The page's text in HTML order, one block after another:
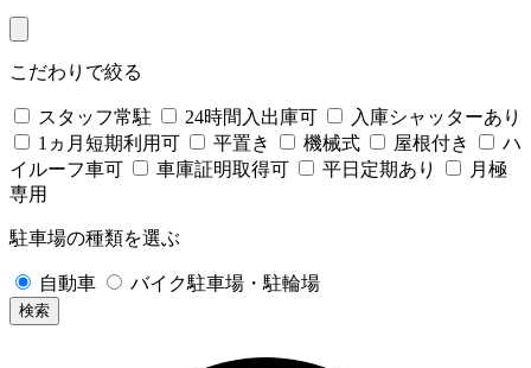
こだわりで絞る
スタッフ常駐 24時間入出庫可
入庫シャッターあり
1ヵ月短期利用可
平置き 機械式 屋根付き
ハ
イルーフ車可
車庫証明取得可 平日定期あり
月極
専用
駐車場の種類を選ぶ
自動車 バイク駐車場・駐輪場
検索